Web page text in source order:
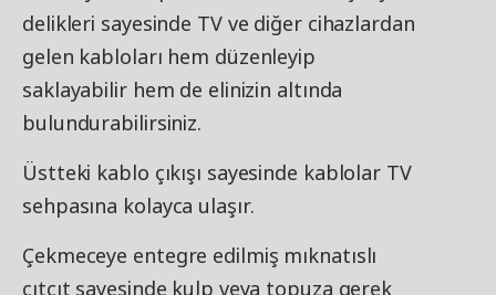
delikleri sayesinde TV ve diğer cihazlardan
gelen kabloları hem düzenleyip
saklayabilir hem de elinizin altında
bulundurabilirsiniz.
Üstteki kablo çıkışı sayesinde kablolar TV
sehpasına kolayca ulaşır.
Çekmeceye entegre edilmiş mıknatıslı
çıtçıt sayesinde kulp veya topuza gerek